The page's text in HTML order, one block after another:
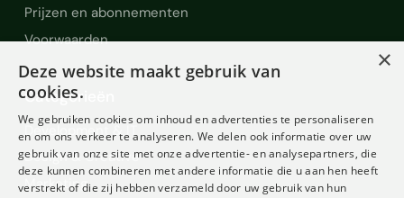
Prijzen en abonnementen
Voorwaarden
Categorieën
Development & IT
Design & Creative
Marketing
×
Deze website maakt gebruik van
cookies.
We gebruiken cookies om inhoud en advertenties te personaliseren
en om ons verkeer te analyseren. We delen ook informatie over uw
gebruik van onze site met onze advertentie- en analysepartners, die
deze kunnen combineren met andere informatie die u aan hen heeft
verstrekt of die zij hebben verzameld door uw gebruik van hun